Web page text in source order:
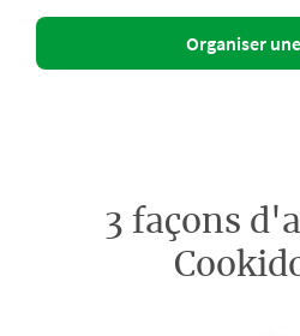
Organiser
3 façons